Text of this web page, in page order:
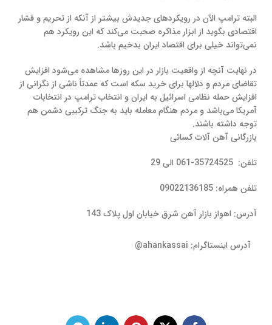
البته ترامپ الآن در رویکردهای جدیدش بیشتر از آنکه از تحریم و فشار
اقتصادی بگوید از ابزار مذاکره صحبت می‌کند که این رویکرد هم
نمی‌تواند خیلی برای اقتصاد ایران بدخیم باشد.
در نهایت آنچه از واقعیت بازار در این روزها مشاهده می‌شود افزایش
تقاضای مردم و دلالها برای خرید سکه است که عمدتاً ناشی از نگرانی از
افزایش حمله نظامی اسرائیل به ایران و انتخاب ترامپ در انتخابات
آمریکا می‌باشد و مردم هنگام معامله باید به جنگ ترکیبی دشمن هم
توجه داشته باشند.
بازرگانی آهن آلات کسائی
تلفن: 35724525-061 الی 29
تلفن همراه: 09022136185
آدرس: اهواز بازار آهن شرق خیابان اول پلاک 143
آدرس اینستاگرام: ahankassai@